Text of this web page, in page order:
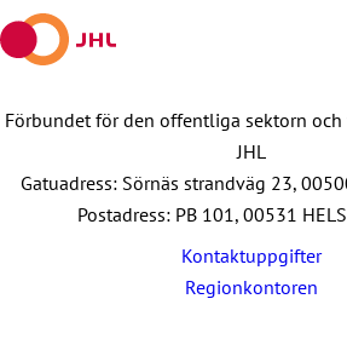
Förbundet för den offentliga sektorn
JHL
Gatuadress: Sörnäs strandväg 23,
Postadress: PB 101, 00531
Kontaktuppgifter
Regionkontoren